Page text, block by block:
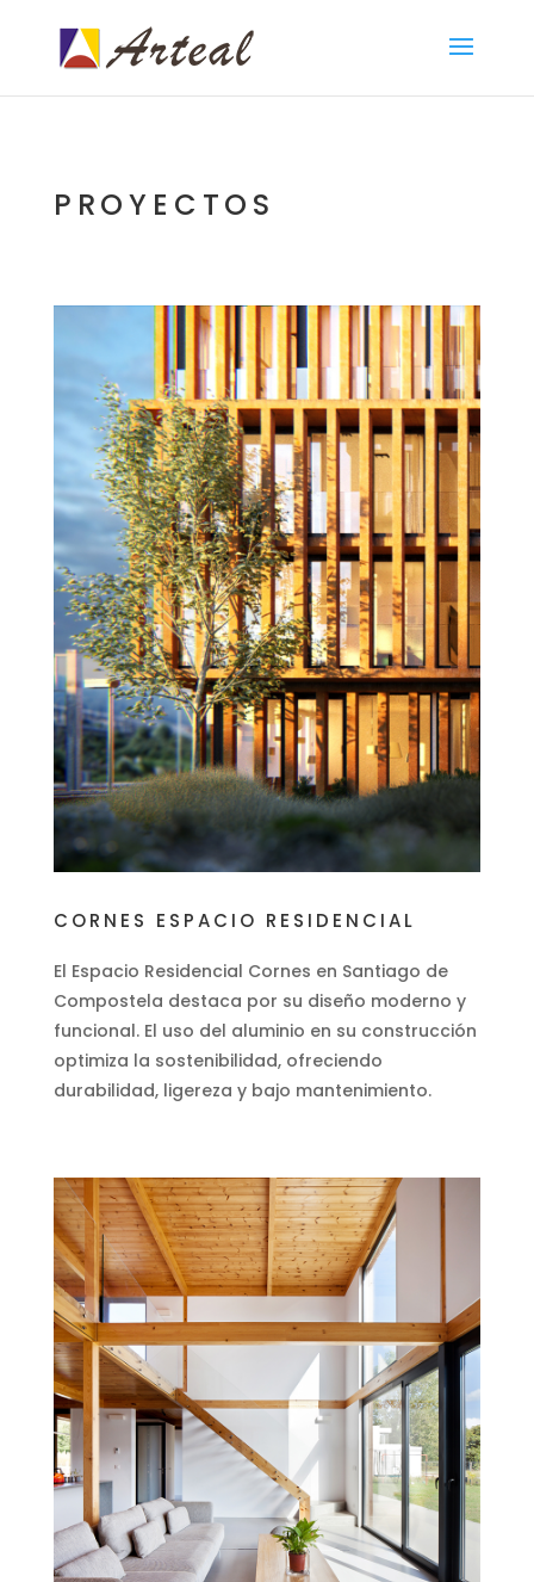
PROYECTOS
CORNES ESPACIO RESIDENCIAL
El Espacio Residencial Cornes en Santiago de
Compostela destaca por su diseño moderno y
funcional. El uso del aluminio en su construcción
optimiza la sostenibilidad, ofreciendo
durabilidad, ligereza y bajo mantenimiento.